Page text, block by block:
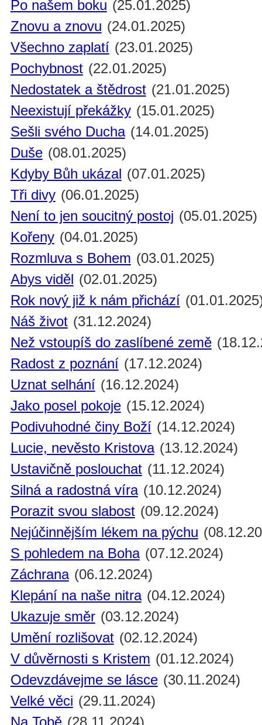
Po našem boku (25.01.2025)
Znovu a znovu (24.01.2025)
Všechno zaplatí (23.01.2025)
Pochybnost (22.01.2025)
Nedostatek a štědrost (21.01.2025)
Neexistují překážky (15.01.2025)
Sešli svého Ducha (14.01.2025)
Duše (08.01.2025)
Kdyby Bůh ukázal (07.01.2025)
Tři divy (06.01.2025)
Není to jen soucitný postoj (05.01.2025)
Kořeny (04.01.2025)
Rozmluva s Bohem (03.01.2025)
Abys viděl (02.01.2025)
Rok nový již k nám přichází
Náš život (31.12.2024)
Než vstoupíš do zaslíbené země
Radost z poznání (17.12.2024)
Uznat selhání (16.12.2024)
Jako posel pokoje (15.12.2024)
Podivuhodné činy Boží (14.12.2024)
Lucie, nevěsto Kristova (13.12.2024)
Ustavičně poslouchat (11.12.2024)
Silná a radostná víra (10.12.2024)
Porazit svou slabost (09.12.2024)
Nejúčinnějším lékem na pýchu
S pohledem na Boha (07.12.2024)
Záchrana (06.12.2024)
Klepání na naše nitra (04.12.2024)
Ukazuje směr (03.12.2024)
Umění rozlišovat (02.12.2024)
V důvěrnosti s Kristem (01.12.2024)
Odevzdávejme se lásce (30.11.2024)
Velké věci (29.11.2024)